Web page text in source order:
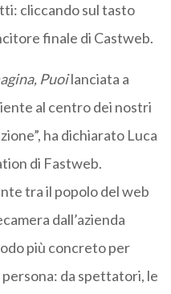
cliccando sul tasto
finale di Castweb.
Puoilanciata a
al centro dei nostri
ha dichiarato Luca
di Fastweb.
tra il popolo del web
dall’azienda
più concreto per
da spettatori, le